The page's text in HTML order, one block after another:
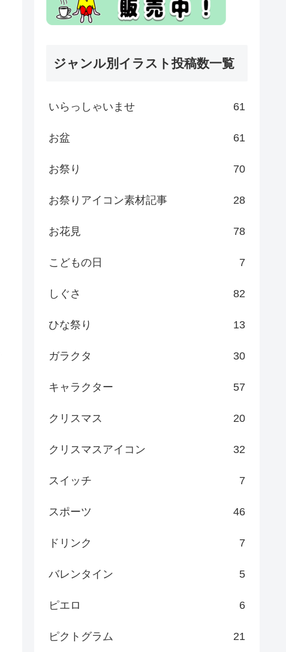
ジャンル別イラスト投稿数一覧
いらっしゃいませ 61
お盆 61
お祭り 70
お祭りアイコン素材記事 28
お花見 78
こどもの日 7
しぐさ 82
ひな祭り 13
ガラクタ 30
キャラクター 57
クリスマス 20
クリスマスアイコン 32
スイッチ 7
スポーツ 46
ドリンク 7
バレンタイン 5
ピエロ 6
ピクトグラム 21